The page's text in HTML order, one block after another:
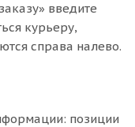
введите
курьеру,
справа налево.
позиции